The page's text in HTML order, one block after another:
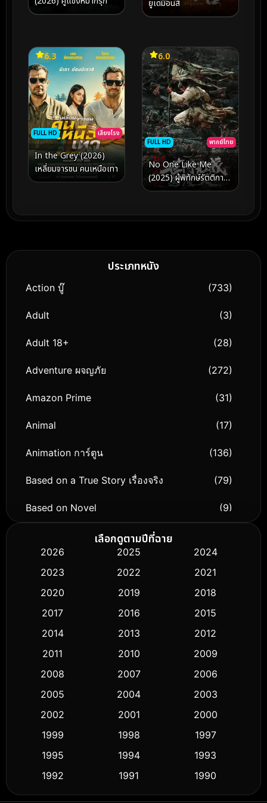
ยูเดมอนส์
FULL HD เสียงโรง
6.3
In the Grey (2026)
เหลี่ยมจารชน คนเหนือเทา
FULL HD พากย์ไทย
6.0
No One Like Me
(2025) ผู้พิทักษ์รัตติกาล
แห่งต้าเฟิ่งภาคพิเศษ
ประเภทหนัง
Action บู๊ (733)
Adult (3)
Adult 18+ (28)
Adventure ผจญภัย (272)
Amazon Prime (31)
Animal (17)
Animation การ์ตูน (136)
Based on a True Story เรื่องจริง (79)
Based on Novel (9)
Biography ชีวิตจริง
Classic หนังคลาสสิก (50)
Comedy ตลก (426)
Crime อาชญากรรม (503)
Cult Film
Dance เต้น (10)
Detective สืบสวน (57)
เลือกดูตามปีที่ฉาย
2026 2025
2024
2023
2022
2021
2020
2019
2018
2017
2016
2015
2014
2013
2012
2011
2010
2009
2008
2007
2006
2005
2004
2003
2002
2001
2000
1999
1998
1997
1995
1994
1993
1992
1991
1990
1989
1988
1986